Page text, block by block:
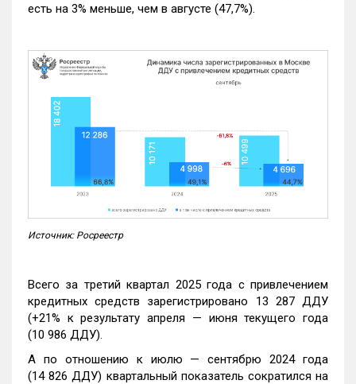
есть на 3% меньше, чем в августе (47,7%).
Источник: Росреестр
Всего за третий квартал 2025 года с привлечением
кредитных средств зарегистрировано 13 287 ДДУ
(+21% к результату апреля — июня текущего года
(10 986 ДДУ).
А по отношению к июлю — сентябрю 2024 года
(14 826 ДДУ) квартальный показатель сократился на